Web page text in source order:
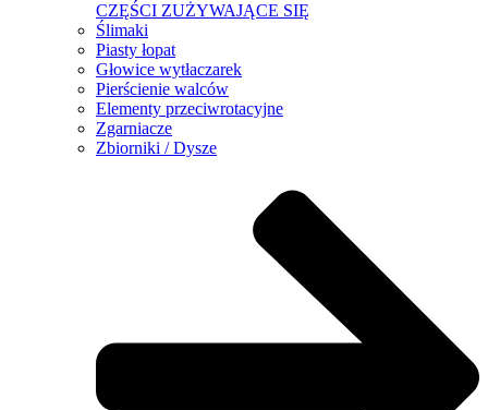
CZĘŚCI ZUŻYWAJĄCE SIĘ
Ślimaki
Piasty łopat
Głowice wytłaczarek
Pierścienie walców
Elementy przeciwrotacyjne
Zgarniacze
Zbiorniki / Dysze